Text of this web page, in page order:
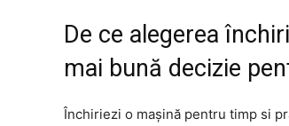
De ce alegerea
mai bună decizie
Închiriezi o mașină pentru timp si